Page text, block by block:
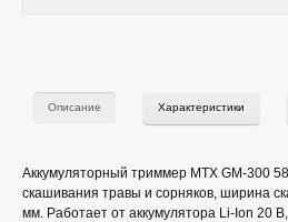
Описание Характеристики
Аккумуляторный триммер MTX GM-300
скашивания травы и сорняков, ширина
мм. Работает от аккумулятора Li-Ion 20